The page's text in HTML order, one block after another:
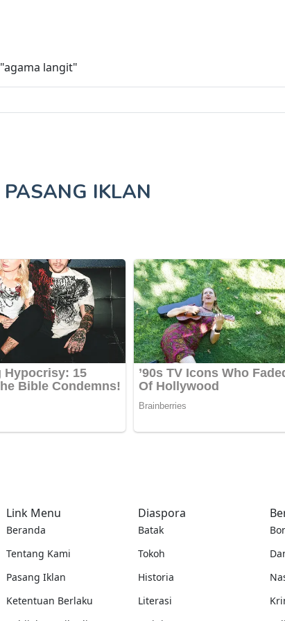
"agama langit"
PASANG IKLAN
Link Menu
Beranda
Tentang Kami
Pasang Iklan
Ketentuan Berlaku
Diaspora
Batak
Tokoh
Historia
Literasi